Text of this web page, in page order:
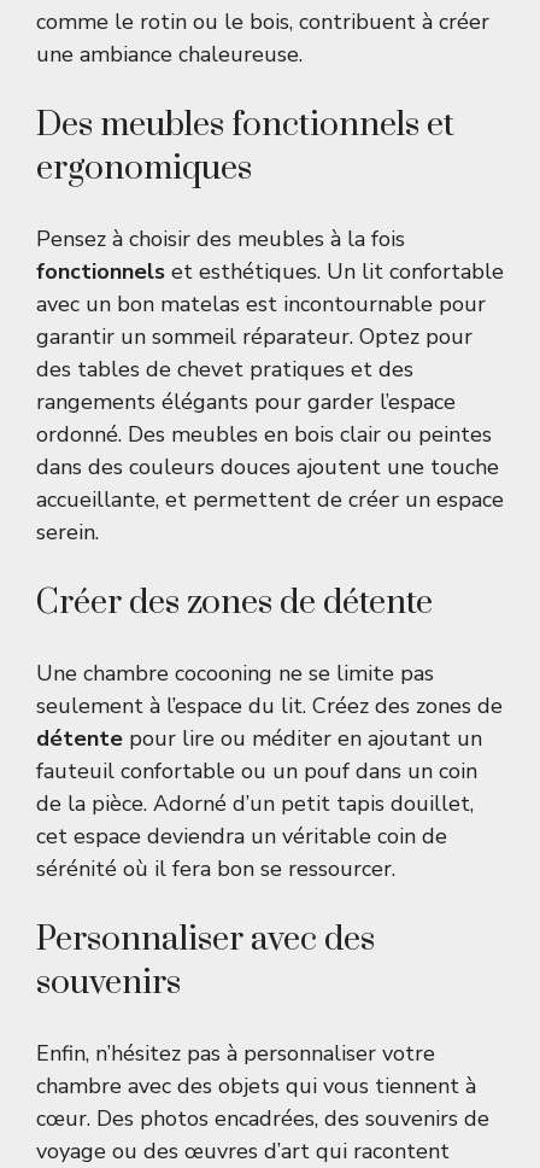
comme le rotin ou le bois, contribuent à créer
une ambiance chaleureuse.
Des meubles fonctionnels et
ergonomiques
Pensez à choisir des meubles à la fois
fonctionnels et esthétiques. Un lit confortable
avec un bon matelas est incontournable pour
garantir un sommeil réparateur. Optez pour
des tables de chevet pratiques et des
rangements élégants pour garder l’espace
ordonné. Des meubles en bois clair ou peintes
dans des couleurs douces ajoutent une touche
accueillante, et permettent de créer un espace
serein.
Créer des zones de détente
Une chambre cocooning ne se limite pas
seulement à l’espace du lit. Créez des zones de
détente pour lire ou méditer en ajoutant un
fauteuil confortable ou un pouf dans un coin
de la pièce. Adorné d’un petit tapis douillet,
cet espace deviendra un véritable coin de
sérénité où il fera bon se ressourcer.
Personnaliser avec des
souvenirs
Enfin, n’hésitez pas à personnaliser votre
chambre avec des objets qui vous tiennent à
cœur. Des photos encadrées, des souvenirs de
voyage ou des œuvres d’art qui racontent